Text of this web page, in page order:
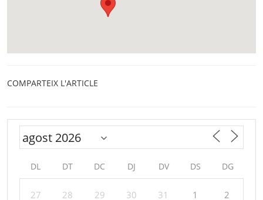
COMPARTEIX L'ARTICLE
DL DT DC DJ DV DS DG
27 28 29 30 31 1 2